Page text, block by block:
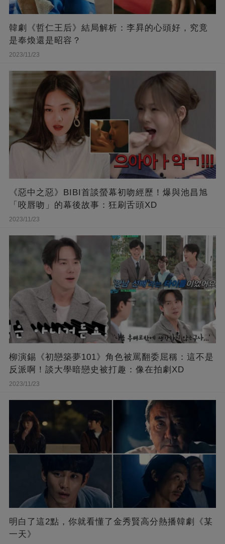
韓劇《哲仁王后》結局解析：李昪的心頭好，究竟
是奉煥還是昭容？
2023/11/23
《惡中之惡》BIBI首談螢幕初吻經歷！爆與池昌旭
「咬唇吻」的幕後故事：狂刷舌頭XD
2023/11/23
柳演錫《初戀築夢101》角色被罵翻委屈稱：這不是
反派啊！談大學暗戀史被打趣：像在拍劇XD
2023/11/23
明白了這2點，你就看懂了金秀賢高分熱播韓劇《某
一天》